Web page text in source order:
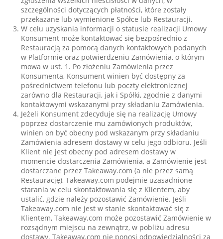
szczególności dotyczących płatności, które zostały
przekazane lub wymienione Spółce lub Restauracji.
W celu uzyskania informacji o statusie realizacji Umowy
Konsument może kontaktować się bezpośrednio z
Restauracją za pomocą danych kontaktowych podanych
w Platformie oraz potwierdzeniu Zamówienia, o którym
mowa w ust. 1. Po złożeniu Zamówienia przez
Konsumenta, Konsument winien być dostępny za
pośrednictwem telefonu lub poczty elektronicznej
zarówno dla Restauracji, jak i Spółki, zgodnie z danymi
kontaktowymi wskazanymi przy składaniu Zamówienia.
Jeżeli Konsument zdecyduje się na realizację Umowy
poprzez dostarczenie mu zamówionych produktów,
winien on być obecny pod wskazanym przy składaniu
Zamówienia adresem dostawy w celu jego odbioru. Jeśli
Klient nie jest obecny pod adresem dostawy w
momencie dostarczenia Zamówienia, a Zamówienie jest
dostarczane przez Takeaway.com (a nie przez samą
Restaurację), Takeaway.com podejmie uzasadnione
starania w celu skontaktowania się z Klientem, aby
ustalić, gdzie należy pozostawić Zamówienie. Jeśli
Takeaway.com nie jest w stanie skontaktować się z
Klientem, Takeaway.com może pozostawić Zamówienie w
rozsądnym miejscu na zewnątrz, w pobliżu adresu
dostawy. Takeaway.com nie ponosi odpowiedzialności za